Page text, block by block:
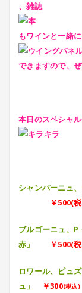
、雑誌
もワインと一緒
できますので、
本日のスペシャ
シャンパーニュ
￥500(
ブルゴーニュ、P
赤」
￥500(
ロワール、ピュ
ュ」
￥300(税込)